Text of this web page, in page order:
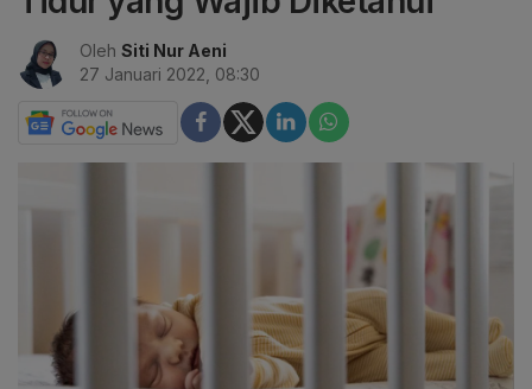
Oleh Siti Nur Aeni
27 Januari 2022, 08:30